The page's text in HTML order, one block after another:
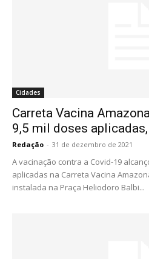
Cidades
Carreta Vacina
9,5 mil doses aplicadas,
Redação - 31 de dezembro de 2021
A vacinação contra a Covid-19
aplicadas na Carreta Vacina
instalada na Praça Heliodoro Balbi...